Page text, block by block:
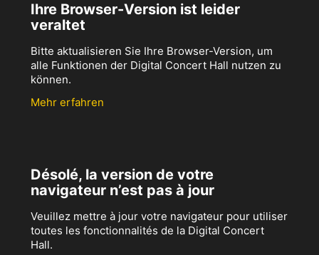
Ihre Browser-Version ist leider
veraltet
Bitte aktualisieren Sie Ihre Browser-Version, um
alle Funktionen der Digital Concert Hall nutzen zu
können.
Mehr erfahren
Désolé, la version de votre
navigateur n’est pas à jour
Veuillez mettre à jour votre navigateur pour utiliser
toutes les fonctionnalités de la Digital Concert
Hall.